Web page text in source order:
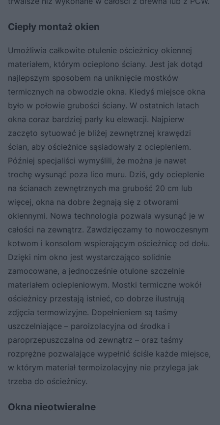
Ciepły montaż okien
Umożliwia całkowite otulenie ościeżnicy okiennej
materiałem, którym ocieplono ściany. Jest jak dotąd
najlepszym sposobem na uniknięcie mostków
termicznych na obwodzie okna. Kiedyś miejsce okna
było w połowie grubości ściany. W ostatnich latach
okna coraz bardziej parły ku elewacji. Najpierw
zaczęto sytuować je bliżej zewnętrznej krawędzi
ścian, aby ościeżnice sąsiadowały z ociepleniem.
Później specjaliści wymyślili, że można je nawet
trochę wysunąć poza lico muru. Dziś, gdy ocieplenie
na ścianach zewnętrznych ma grubość 20 cm lub
więcej, okna na dobre żegnają się z otworami
okiennymi. Nowa technologia pozwala wysunąć je w
całości na zewnątrz. Zawdzięczamy to nowoczesnym
kotwom i konsolom wspierającym ościeżnicę od dołu.
Dzięki nim okno jest wystarczająco solidnie
zamocowane, a jednocześnie otulone szczelnie
materiałem ociepleniowym. Mostki termiczne wokół
ościeżnicy przestają istnieć, co dobrze ilustrują
zdjęcia termowizyjne. Dopełnieniem są taśmy
uszczelniające – paroizolacyjna od środka i
paroprzepuszczalna od zewnątrz – oraz taśmy
rozprężne pozwalające wypełnić ściśle każde miejsce,
w którym materiał termoizolacyjny nie przylega jak
trzeba do ościeżnicy.
Okna nieotwieralne